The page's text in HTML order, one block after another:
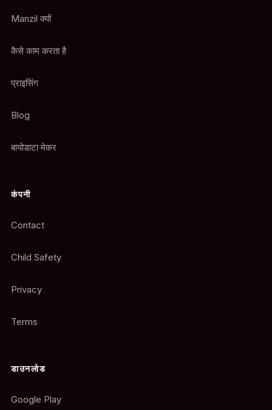
Manzil क्यों
कैसे काम करता है
प्राइसिंग
Blog
बायोडाटा मेकर
कंपनी
Contact
Child Safety
Privacy
Terms
डाउनलोड
Google Play